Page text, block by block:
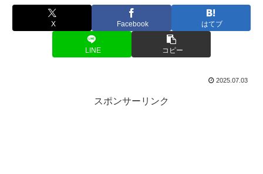
X Facebook はてブ
LINE コピー
2025.07.03
スポンサーリンク